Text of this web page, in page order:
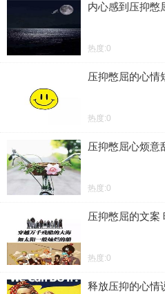
内心感到压抑憋
热度:0
压抑憋屈的心情
热度:0
压抑憋屈心烦意
热度:0
压抑憋屈的文案
热度:0
释放压抑的心情